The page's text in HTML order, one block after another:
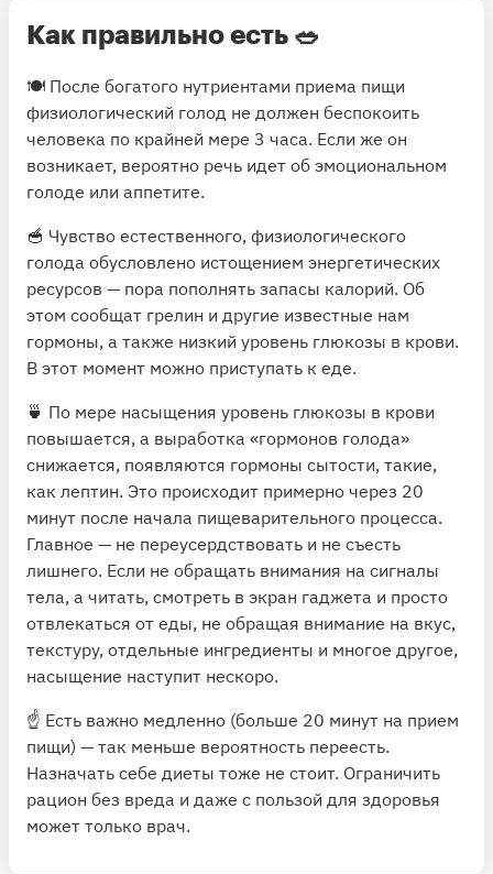
Как правильно есть 🥗
🍽 После богатого нутриентами приема пищи
физиологический голод не должен беспокоить
человека по крайней мере 3 часа. Если же он
возникает, вероятно речь идет об эмоциональном
голоде или аппетите.
🥣 Чувство естественного, физиологического
голода обусловлено истощением энергетических
ресурсов — пора пополнять запасы калорий. Об
этом сообщат грелин и другие известные нам
гормоны, а также низкий уровень глюкозы в крови.
В этот момент можно приступать к еде.
🍵 По мере насыщения уровень глюкозы в крови
повышается, а выработка «гормонов голода»
снижается, появляются гормоны сытости, такие,
как лептин. Это происходит примерно через 20
минут после начала пищеварительного процесса.
Главное — не переусердствовать и не съесть
лишнего. Если не обращать внимания на сигналы
тела, а читать, смотреть в экран гаджета и просто
отвлекаться от еды, не обращая внимание на вкус,
текстуру, отдельные ингредиенты и многое другое,
насыщение наступит нескоро.
☝️ Есть важно медленно (больше 20 минут на прием
пищи) — так меньше вероятность переесть.
Назначать себе диеты тоже не стоит. Ограничить
рацион без вреда и даже с пользой для здоровья
может только врач.